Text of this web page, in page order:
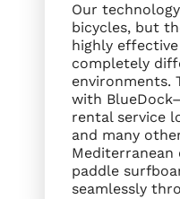
Our
bicycles, but
highly
completely
environments.
with
rental service
and many
Mediterranean
paddle
seamlessly